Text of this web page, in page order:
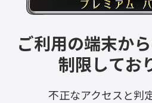
ご利用の端末か
制限してお
不正なアクセスと判